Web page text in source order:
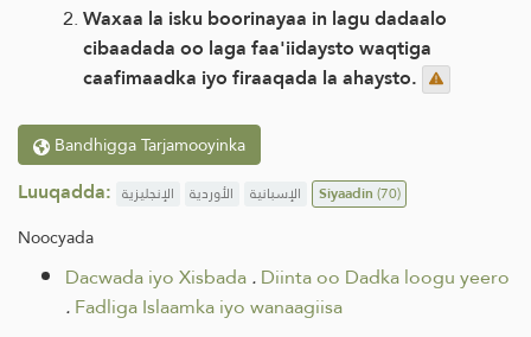
Waxaa la isku boorinayaa in lagu dadaalo
cibaadada oo laga faa'iidaysto waqtiga
caafimaadka iyo firaaqada la ahaysto.
Bandhigga Tarjamooyinka
Luuqadda: الإنجليزية الأوردية الإسبانية Siyaadin(70)
Noocyada
Dacwada iyo Xisbada.Diinta oo Dadka loogu yeero
.Fadliga Islaamka iyo wanaagiisa